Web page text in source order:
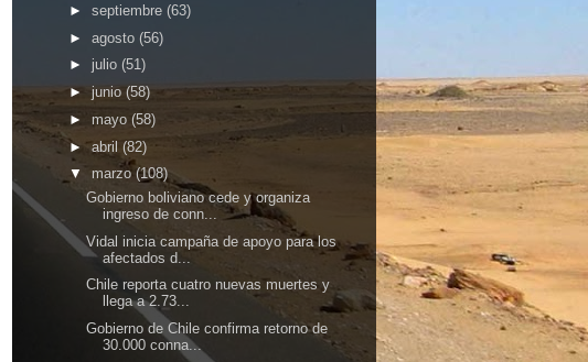
► septiembre (63)
► agosto (56)
► julio (51)
► junio (58)
► mayo (58)
►abril (82)
▼ marzo (108)
Gobierno boliviano cede y organiza
ingreso de conn...
Vidal inicia campaña de apoyo para los
afectados d...
Chile reporta cuatro nuevas muertes y
llega a 2.73...
Gobierno de Chile confirma retorno de
30.000 conna...